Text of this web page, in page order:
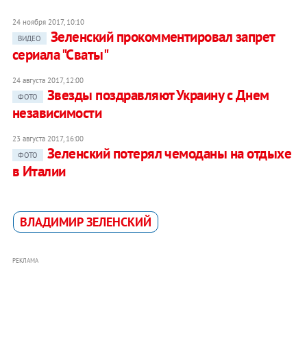
24 ноября 2017, 10:10
ВИДЕО
Зеленский прокомментировал запрет
сериала "Сваты"
24 августа 2017, 12:00
ФОТО
Звезды поздравляют Украину с Днем
независимости
23 августа 2017, 16:00
ФОТО
Зеленский потерял чемоданы на отдыхе
в Италии
ВЛАДИМИР ЗЕЛЕНСКИЙ
РЕКЛАМА